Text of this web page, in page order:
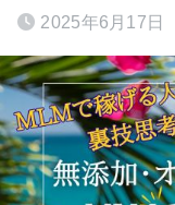
2025年6月17日